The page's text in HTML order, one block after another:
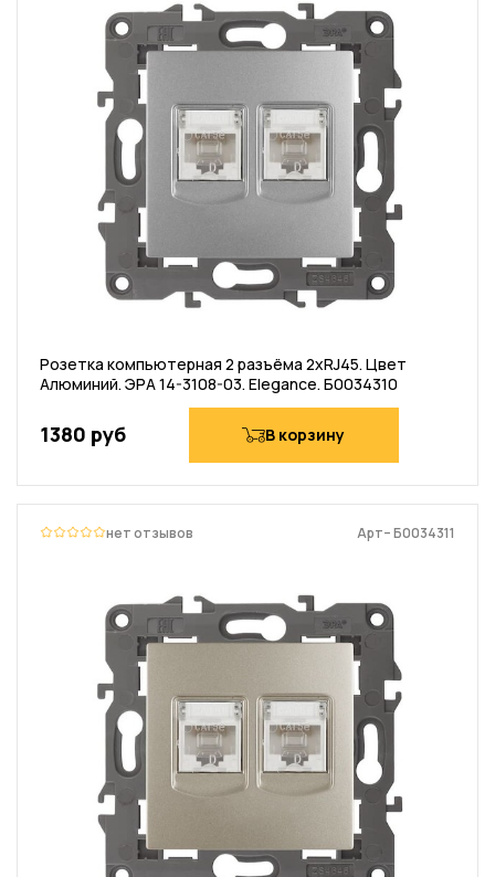
Розетка компьютерная 2 разъёма 2хRJ45. Цвет
Алюминий. ЭРА 14-3108-03. Elegance. Б0034310
1380 руб В корзину
нет отзывов Арт– Б0034311